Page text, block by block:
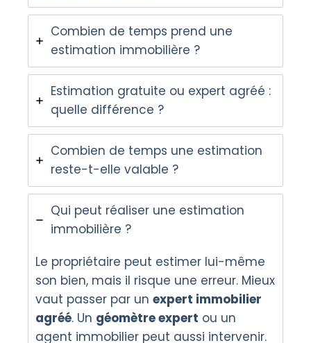
Combien de temps prend une
estimation immobilière ?
Estimation gratuite ou expert agréé :
quelle différence ?
Combien de temps une estimation
reste-t-elle valable ?
Qui peut réaliser une estimation
immobilière ?
Le propriétaire peut estimer lui-même
son bien, mais il risque une erreur. Mieux
vaut passer par un expert immobilier
agréé. Un géomètre expert ou un
agent immobilier peut aussi intervenir.